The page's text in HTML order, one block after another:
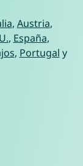
, Austria,
, España,
, Portugal y